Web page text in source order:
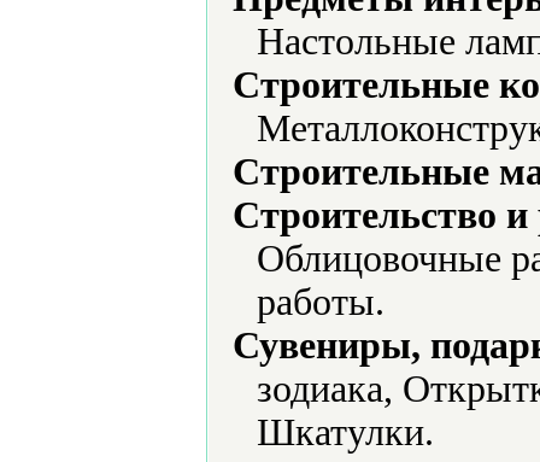
Настольные
Строительные
Строительные
Строительство
Облицовочные
работы.
Сувениры,
зодиака,
Шкатулки.